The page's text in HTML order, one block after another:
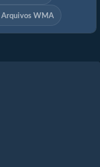
WMA